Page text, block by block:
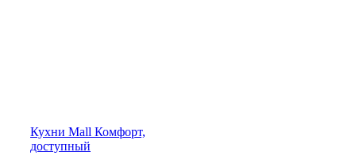
Кухни Mall Комфорт,
доступный